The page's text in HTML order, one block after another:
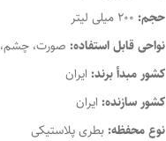
حجم:
نواحی قابل استفاده: صورت،
کشور مبدأ برند: ایران
کشور سازنده: ایران
نوع محفظه:بطری پلاستیکی